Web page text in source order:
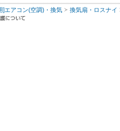
]エアコン(空調)・換気 換気扇・ロスナイ